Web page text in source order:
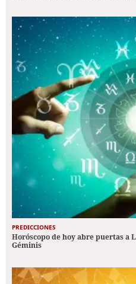
PREDICCIONES
Horóscopo de hoy abre puertas a
Géminis